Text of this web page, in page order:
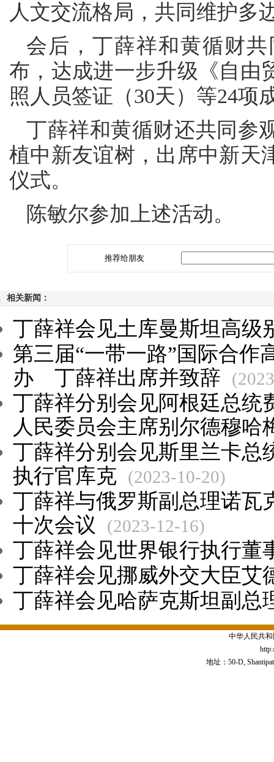
人文交流格局，共同维护多
会后，丁薛祥和黄循财
布，达成进一步升级《自由
照人员签证（30天）等24项
丁薛祥和黄循财还共同参
植中新友谊树，出席中新
仪式。
陈敏尔参加上述活动。
推荐给朋友
相关新闻：
丁薛祥会见土库曼斯坦高级
第三届“一带一路”国际合作
办 丁薛祥出席并致辞
丁薛祥分别会见阿根廷总统
人民委员会主席别尔德穆哈
丁薛祥分别会见斯里兰卡总
执行官库克
(2023-10-20)
丁薛祥与俄罗斯副总理诺瓦
十次会议
(2023-12-16)
丁薛祥会见世界银行执行董
丁薛祥会见挪威外交大臣艾
丁薛祥会见哈萨克斯坦副总
中华人民共
地址：50-D,